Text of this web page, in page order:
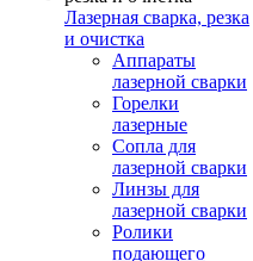
Лазерная сварка, резка
и очистка
Аппараты
лазерной сварки
Горелки
лазерные
Сопла для
лазерной сварки
Линзы для
лазерной сварки
Ролики
подающего